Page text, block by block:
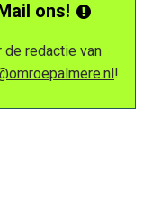
ons!
de redactie van
!